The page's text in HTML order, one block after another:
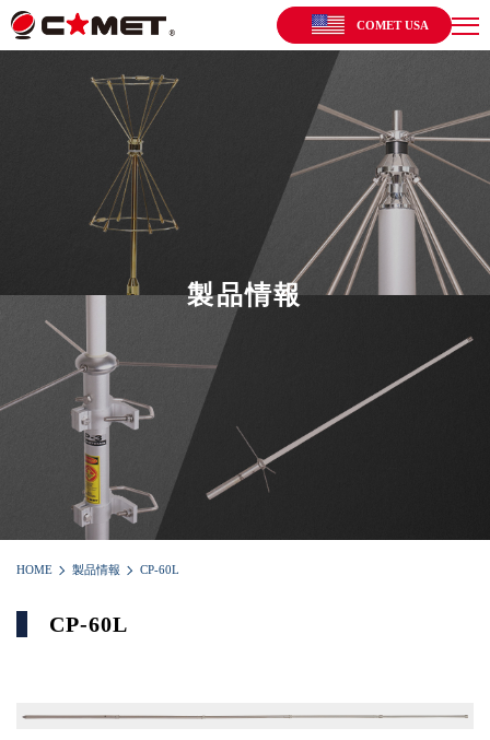
COMET USA
製品情報
HOME 製品情報 CP-60L
CP-60L